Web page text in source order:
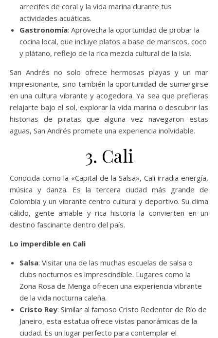
arrecifes de coral y la vida marina durante tus
actividades acuáticas.
Gastronomía: Aprovecha la oportunidad de probar la
cocina local, que incluye platos a base de mariscos, coco
y plátano, reflejo de la rica mezcla cultural de la isla.
San Andrés no solo ofrece hermosas playas y un mar
impresionante, sino también la oportunidad de sumergirse
en una cultura vibrante y acogedora. Ya sea que prefieras
relajarte bajo el sol, explorar la vida marina o descubrir las
historias de piratas que alguna vez navegaron estas
aguas, San Andrés promete una experiencia inolvidable.
3. Cali
Conocida como la «Capital de la Salsa», Cali irradia energía,
música y danza. Es la tercera ciudad más grande de
Colombia y un vibrante centro cultural y deportivo. Su clima
cálido, gente amable y rica historia la convierten en un
destino fascinante dentro del país.
Lo imperdible en Cali
Salsa: Visitar una de las muchas escuelas de salsa o
clubs nocturnos es imprescindible. Lugares como la
Zona Rosa de Menga ofrecen una experiencia vibrante
de la vida nocturna caleña.
Cristo Rey: Similar al famoso Cristo Redentor de Río de
Janeiro, esta estatua ofrece vistas panorámicas de la
ciudad. Es un lugar perfecto para contemplar el